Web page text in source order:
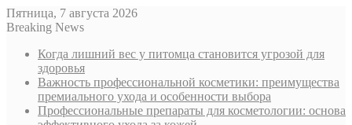
Пятница, 7 августа 2026
Breaking News
Когда лишний вес у питомца становится угрозой для
здоровья
Важность профессиональной косметики: преимущества
премиального ухода и особенности выбора
Профессиональные препараты для косметологии: основа